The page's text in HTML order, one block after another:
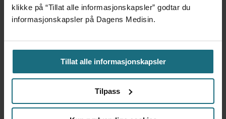
klikke på “Tillat alle informasjonskapsler” godtar du
informasjonskapsler på Dagens Medisin.
Tillat alle informasjonskapsler
Tilpass